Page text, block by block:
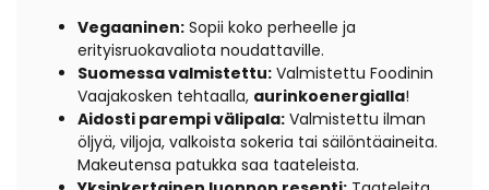
Vegaaninen: Sopii koko perheelle ja
erityisruokavaliota noudattaville.
Suomessa valmistettu: Valmistettu Foodinin
Vaajakosken tehtaalla, aurinkoenergialla!
Aidosti parempi välipala: Valmistettu ilman
öljyä, viljoja, valkoista sokeria tai säilöntäaineita.
Makeutensa patukka saa taateleista.